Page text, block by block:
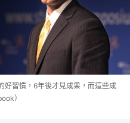
好習慣，6年後才見成果，而這些成
）